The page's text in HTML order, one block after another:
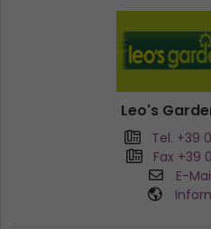
Leo's
Tel. +39
Fax +39
E-